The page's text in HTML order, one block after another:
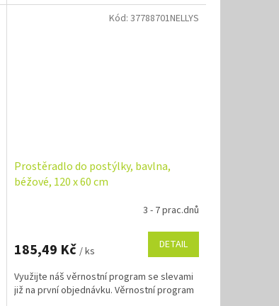
Prostěradlo do postýlky, bavlna,
béžové, 120 x 60 cm
3 - 7 prac.dnů
185,49 Kč / ks DETAIL
Využijte náš věrnostní program se slevami
již na první objednávku. Věrnostní program
Kód: 37788701NELLYS